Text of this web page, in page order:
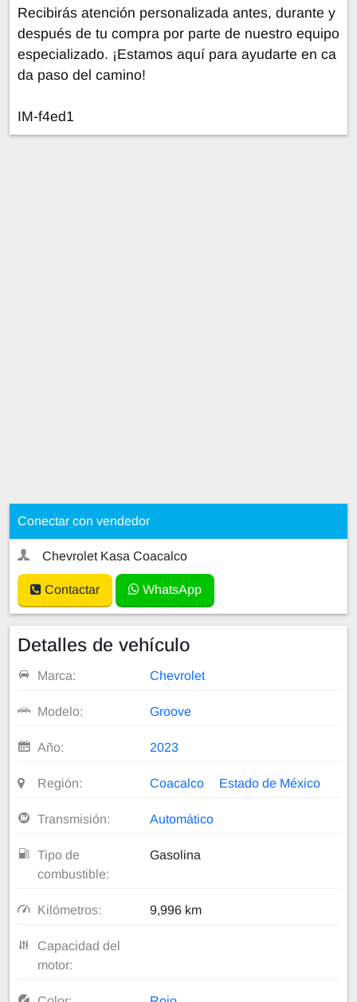
Recibirás atención personalizada antes, durante y
después de tu compra por parte de nuestro equipo
especializado. ¡Estamos aquí para ayudarte en ca
da paso del camino!
IM-f4ed1
Conectar con vendedor
Chevrolet Kasa Coacalco
Contactar WhatsApp
Detalles de vehículo
Marca: Chevrolet
Modelo: Groove
Año: 2023
Región: Coacalco Estado de México
Transmisión: Automático
Tipo de
combustible:
Gasolina
Kilómetros: 9,996 km
Capacidad del
motor: